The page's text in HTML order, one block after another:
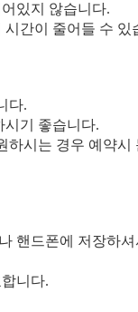
있지 않습니다.
간이 줄어들 수 있
다.
시기 좋습니다.
시는 경우 예약시
핸드폰에 저장하
니다.